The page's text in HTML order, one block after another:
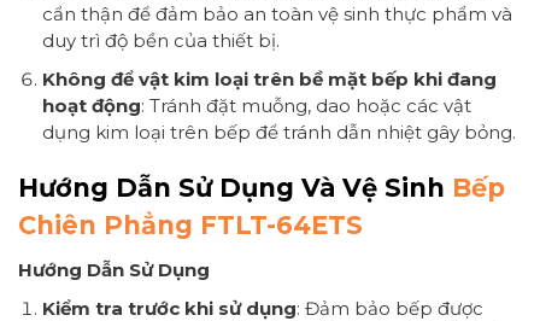
cẩn thận để đảm bảo an toàn vệ sinh thực phẩm và
duy trì độ bền của thiết bị.
Không để vật kim loại trên bề mặt bếp khi đang
hoạt động: Tránh đặt muỗng, dao hoặc các vật
dụng kim loại trên bếp để tránh dẫn nhiệt gây bỏng.
Hướng Dẫn Sử Dụng Và Vệ Sinh Bếp
Chiên Phẳng FTLT-64ETS
Hướng Dẫn Sử Dụng
Kiểm tra trước khi sử dụng: Đảm bảo bếp được